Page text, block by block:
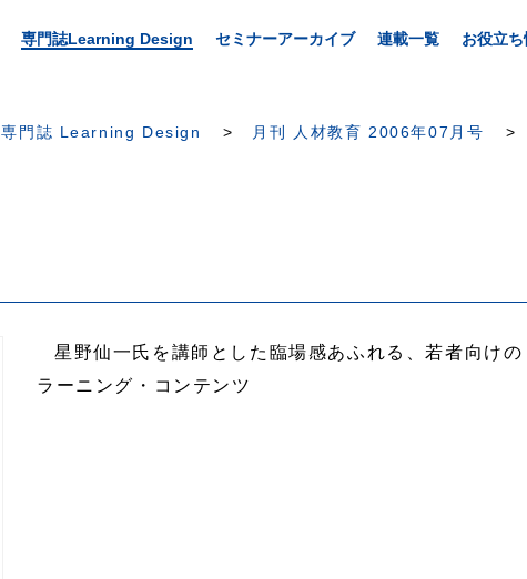
専門誌Learning Design セミナーアーカイブ 連載一覧 お役立
専門誌 Learning Design 月刊 人材教育 2006年07月号
星野仙一氏を講師とした臨場感あふれる、若者向け
ラーニング・コンテンツ